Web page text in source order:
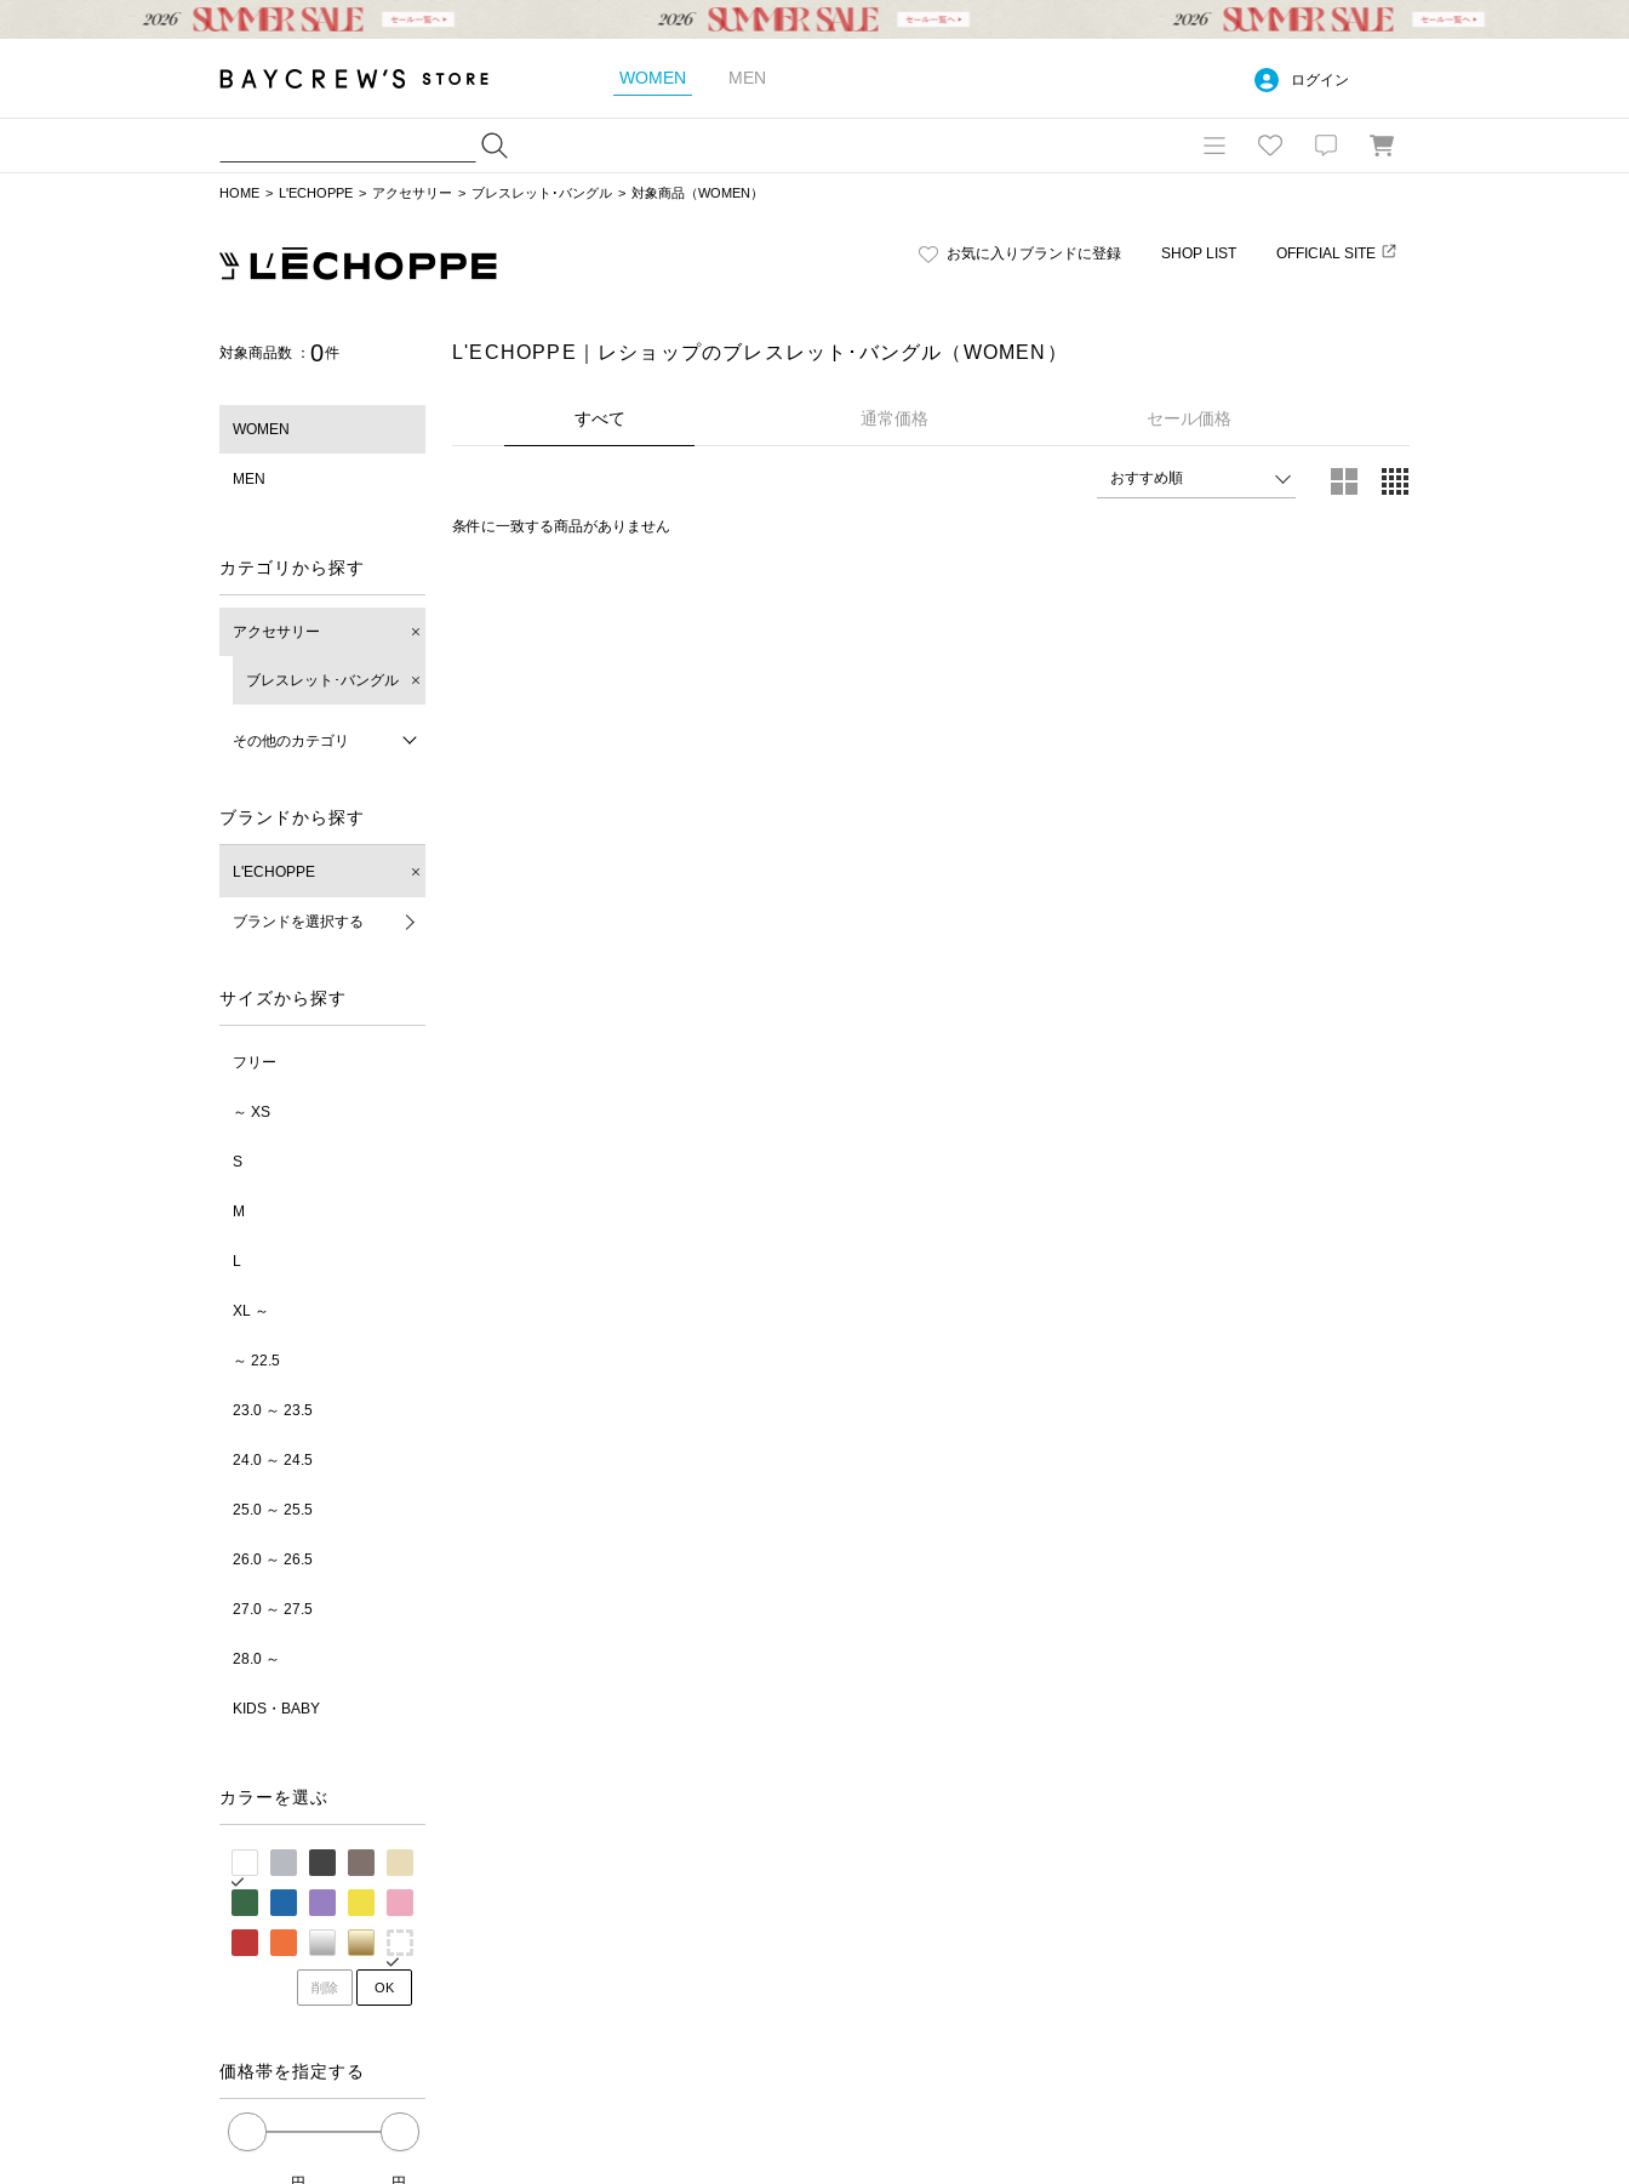
WOMEN MEN ログイン
HOME L'ECHOPPE アクセサリー ブレスレット･バングル 対象商品（WOMEN）
お気に入りブランドに登録 SHOP LIST OFFICIAL SITE
対象商品数 ： 0件
WOMEN
MEN
カテゴリから探す
アクセサリー
ブレスレット･バングル
その他のカテゴリ
ブランドから探す
L'ECHOPPE
ブランドを選択する
サイズから探す
フリー
～ XS
S
M
L
XL ～
～ 22.5
23.0 ～ 23.5
24.0 ～ 24.5
25.0 ～ 25.5
26.0 ～ 26.5
27.0 ～ 27.5
28.0 ～
KIDS・BABY
カラーを選ぶ
削除 OK
価格帯を指定する
L'ECHOPPE｜レショップのブレスレット･バングル（WOMEN）
すべて 通常価格 セール価格
条件に一致する商品がありません